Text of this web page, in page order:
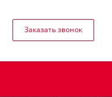
Заказать звонок